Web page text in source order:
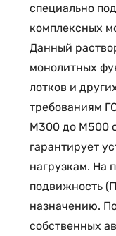
специально
комплексных
Данный
монолитных
лотков и
требованиям
М300 до М500 с
гарантирует
нагрузкам. На
подвижность
назначению.
собственных